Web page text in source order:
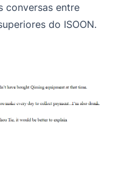
conversas entre
do ISOON.